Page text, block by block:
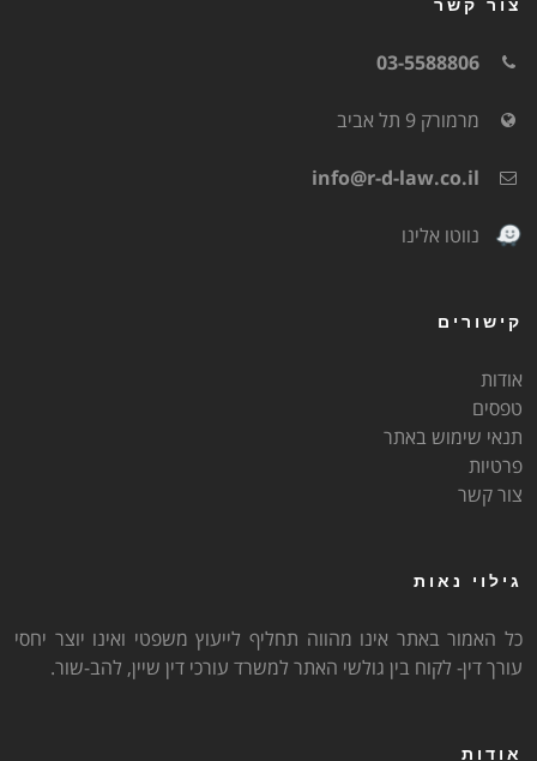
צור קשר
03-5588806
מרמורק 9 תל אביב
info@r-d-law.co.il
נווטו אלינו
קישורים
אודות
טפסים
תנאי שימוש באתר
פרטיות
צור קשר
גילוי נאות
כל האמור באתר אינו מהווה תחליף לייעוץ משפטי ואינו יוצר יחסי
עורך דין- לקוח בין גולשי האתר למשרד עורכי דין שיין, להב-שור.
אודות